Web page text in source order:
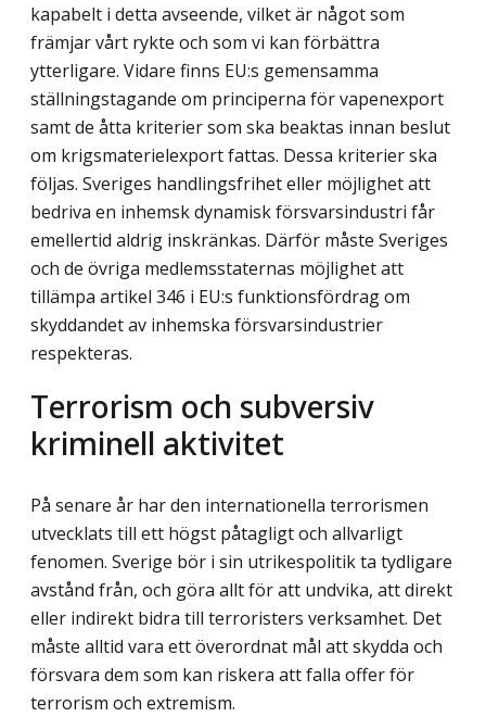
kapabelt i detta avseende, vilket är något som
främjar vårt rykte och som vi kan förbättra
ytterligare. Vidare finns EU:s gemensamma
ställningstagande om principerna för vapenexport
samt de åtta kriterier som ska beaktas innan beslut
om krigsmaterielexport fattas. Dessa kriterier ska
följas. Sveriges handlingsfrihet eller möjlighet att
bedriva en inhemsk dynamisk försvarsindu­stri får
emellertid aldrig inskränkas. Därför måste Sveriges
och de övriga medlems­staternas möjlighet att
tillämpa artikel 346 i EU:s funktionsfördrag om
skyddandet av inhemska försvarsindustrier
respekteras.
Terrorism och subversiv
kriminell aktivitet
På senare år har den internationella terrorismen
utvecklats till ett högst påtagligt och allvarligt
fenomen. Sverige bör i sin utrikespolitik ta tydligare
avstånd från, och göra allt för att undvika, att direkt
eller indirekt bidra till terroristers verksamhet. Det
måste alltid vara ett överordnat mål att skydda och
försvara dem som kan riskera att falla offer för
terrorism och extremism.